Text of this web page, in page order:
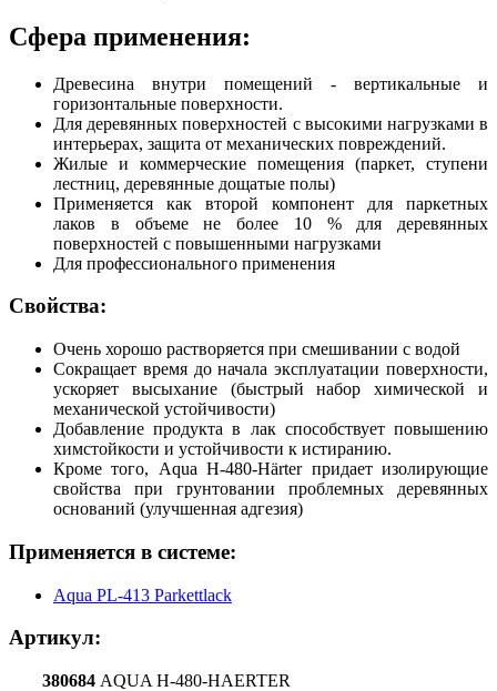
Сфера применения:
Древесина внутри помещений - вертикальные и
горизонтальные поверхности.
Для деревянных поверхностей с высокими нагрузками в
интерьерах, защита от механических повреждений.
Жилые и коммерческие помещения (паркет, ступени
лестниц, деревянные дощатые полы)
Применяется как второй компонент для паркетных
лаков в объеме не более 10 % для деревянных
поверхностей с повышенными нагрузками
Для профессионального применения
Свойства:
Очень хорошо растворяется при смешивании с водой
Сокращает время до начала эксплуатации поверхности,
ускоряет высыхание (быстрый набор химической и
механической устойчивости)
Добавление продукта в лак способствует повышению
химстойкости и устойчивости к истиранию.
Кроме того, Aqua H-480-Härter придает изолирующие
свойства при грунтовании проблемных деревянных
оснований (улучшенная адгезия)
Применяется в системе:
Aqua PL-413 Parkettlack
Артикул:
380684 AQUA H-480-HAERTER